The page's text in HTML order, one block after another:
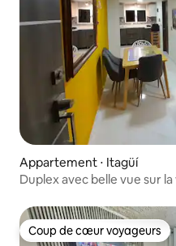
Appartement ⋅ Itagüí
Duplex avec belle vue sur
Coup de cœur voyageurs
Coup de cœur voyageurs